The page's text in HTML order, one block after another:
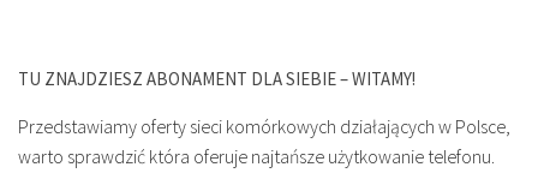
TU ZNAJDZIESZ ABONAMENT DLA SIEBIE – WITAMY!
Przedstawiamy oferty sieci komórkowych działających w Polsce,
warto sprawdzić która oferuje najtańsze użytkowanie telefonu.